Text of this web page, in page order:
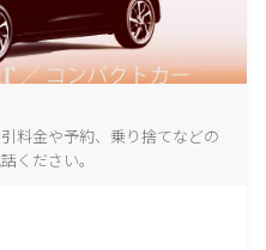
料金や予約、乗り捨てなどの
ください。